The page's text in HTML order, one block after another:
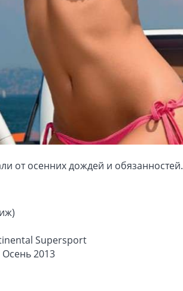
от осенних дождей и обязанностей.
Supersport
2013